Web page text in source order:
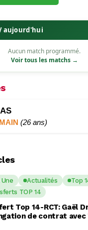
aujourd'hui
Aucun match programmé.
Voir tous les matchs →
(26 ans)
Une Actualités Top
TOP 14
Top 14-RCT: Gaël
de contrat avec